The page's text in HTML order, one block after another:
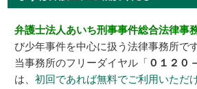
弁護士法人あいち刑事事件総合法律事
び少年事件を中心に扱う法律事務所です
当事務所のフリーダイヤル「 ０１２０
は、初回であれば無料でご利用いただ